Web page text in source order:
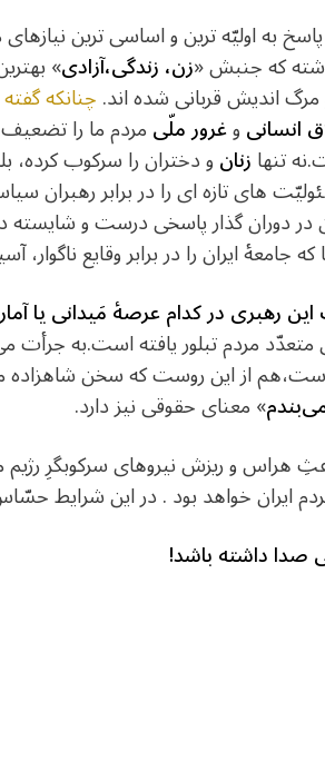
به اولیّه ترین و اساسی ترین
که جنبش «زن، زندگی،آزادی»
اندیش قربانی شده اند.چنانکه
انسانیوغرور ملّیمردم ما را
تنهازنانو دختران را سركوب كرده،
های تازه ای را در برابر رهبران
در دوران گذار پاسخی درست و
جامعۀ ایران را در برابر وقایع ناگوار،
رهبریدر کدام عرصۀ مَیدانی یا
متعدّد مردم تبلور یافته است.به
است،هم از این روست که سخن شاهزاده
» معنای حقوقی نیز دارد.
هراس و ریزش نیروهای سرکوبگرِ
ایران خواهد بود . در این شرایط
صدا داشته باشد!